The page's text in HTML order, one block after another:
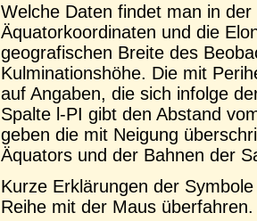
Welche Daten findet man in
Äquatorkoordinaten und die
geografischen Breite des
Kulminationshöhe. Die mit
auf Angaben, die sich infolge
Spalte l-PI gibt den Abstand
geben die mit Neigung
Äquators und der Bahnen der
Kurze Erklärungen der
Reihe mit der Maus überfahren.